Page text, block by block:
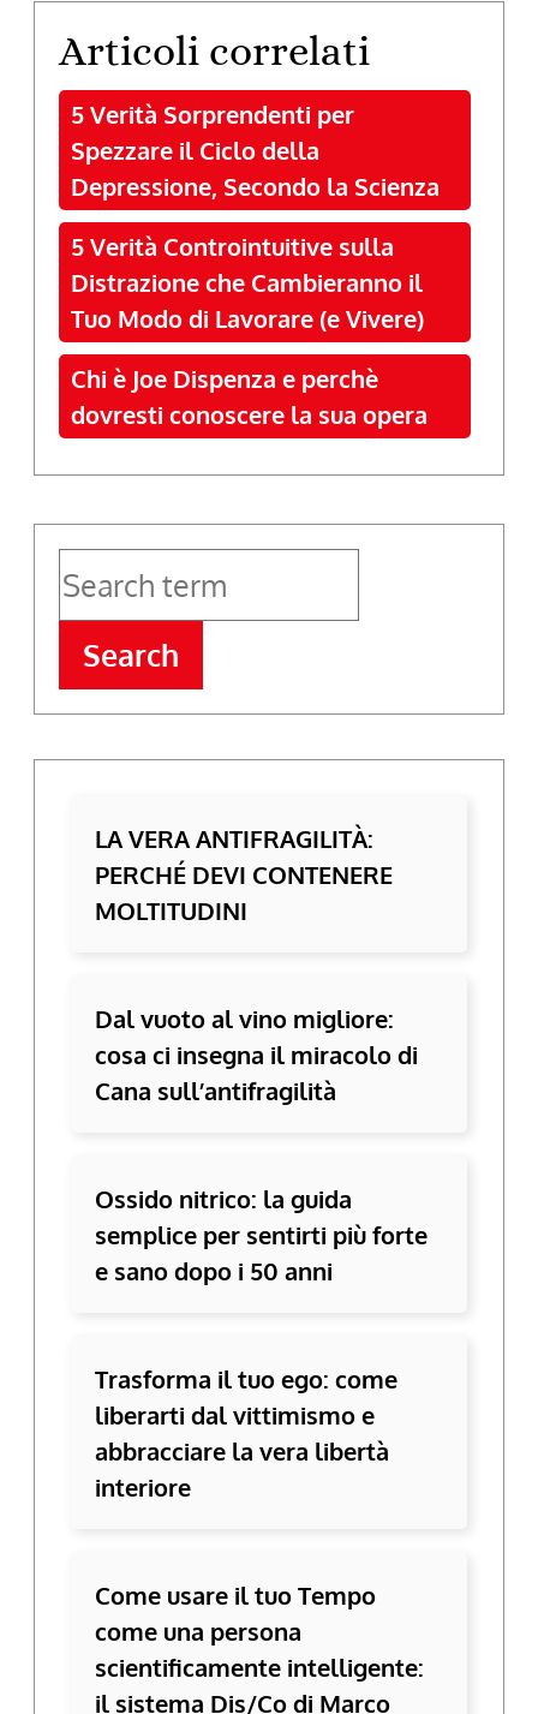
Articoli correlati
5 Verità Sorprendenti per
Spezzare il Ciclo della
Depressione, Secondo la Scienza
5 Verità Controintuitive sulla
Distrazione che Cambieranno il
Tuo Modo di Lavorare (e Vivere)
Chi è Joe Dispenza e perchè
dovresti conoscere la sua opera
Search
LA VERA ANTIFRAGILITÀ:
PERCHÉ DEVI CONTENERE
MOLTITUDINI
Dal vuoto al vino migliore:
cosa ci insegna il miracolo di
Cana sull’antifragilità
Ossido nitrico: la guida
semplice per sentirti più forte
e sano dopo i 50 anni
Trasforma il tuo ego: come
liberarti dal vittimismo e
abbracciare la vera libertà
interiore
Come usare il tuo Tempo
come una persona
scientificamente intelligente:
il sistema Dis/Co di Marco